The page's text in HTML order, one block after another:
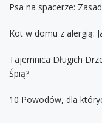
Psa na spacerze:
Kot w domu z alergią:
Tajemnica Długich
Śpią?
10 Powodów, dla